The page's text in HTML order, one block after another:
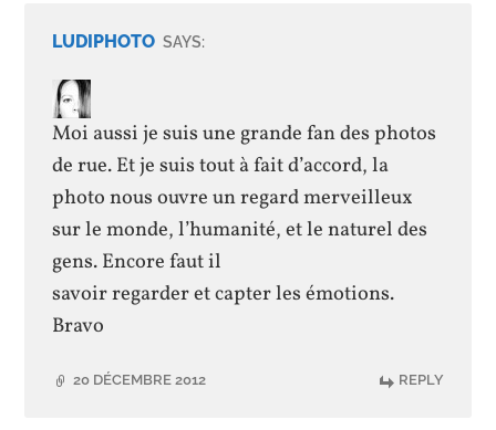
LUDIPHOTO SAYS:
Moi aussi je suis une grande fan des photos
de rue. Et je suis tout à fait d’accord, la
photo nous ouvre un regard merveilleux
sur le monde, l’humanité, et le naturel des
gens. Encore faut il
savoir regarder et capter les émotions.
Bravo
20 DÉCEMBRE 2012 REPLY